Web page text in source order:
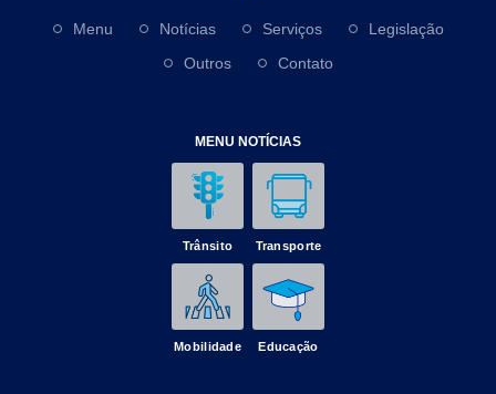
Menu Notícias Serviços
Legislação
Outros
Contato
MENU NOTÍCIAS
Trânsito Transporte
Mobilidade Educação